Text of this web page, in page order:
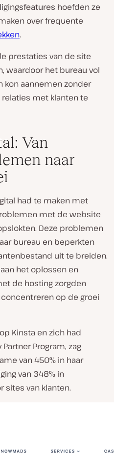
hoefden ze
over frequente
.
prestaties van de site
waardoor het bureau vol
kon aannemen zonder
met klanten te
Van
naar
had te maken met
met de website
Deze problemen
bureau en beperkten
uit te breiden.
het oplossen en
de hosting zorgden
op de groei
Kinsta en zich had
Program, zag
van 450% in haar
van 348% in
sites van klanten.